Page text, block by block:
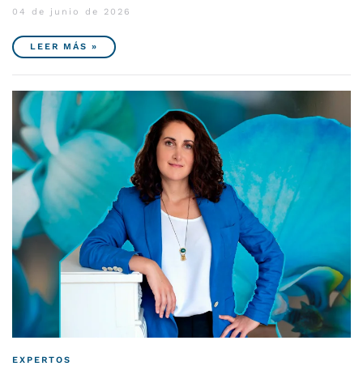
04 de junio de 2026
LEER MÁS »
EXPERTOS